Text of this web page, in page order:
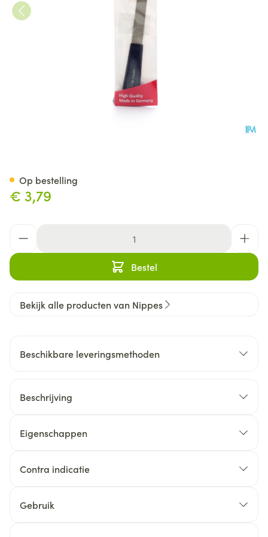
€ 3,79
Bestel
Op bestelling
Bekijk alle producten van Nippes
Beschikbare leveringsmethoden
Beschrijving
Eigenschappen
Contra indicatie
Gebruik